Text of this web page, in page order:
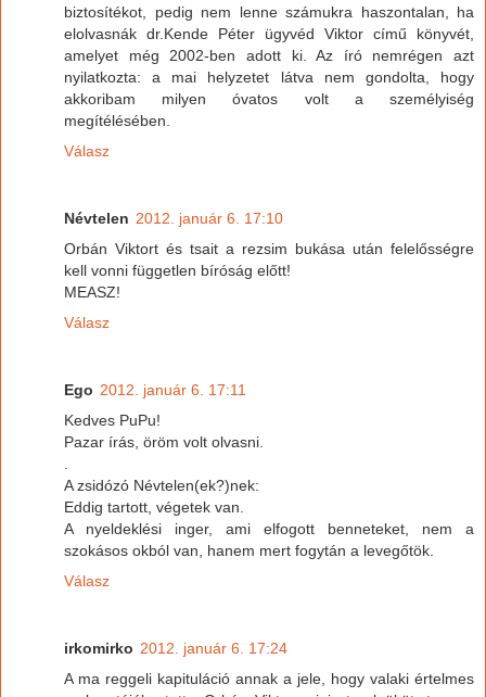
biztosítékot, pedig nem lenne számukra haszontalan, ha
elolvasnák dr.Kende Péter ügyvéd Viktor című könyvét,
amelyet még 2002-ben adott ki. Az író nemrégen azt
nyilatkozta: a mai helyzetet látva nem gondolta, hogy
akkoribam milyen óvatos volt a személyiség
megítélésében.
Válasz
Névtelen 2012. január 6. 17:10
Orbán Viktort és tsait a rezsim bukása után felelősségre
kell vonni független bíróság előtt!
MEASZ!
Válasz
Ego 2012. január 6. 17:11
Kedves PuPu!
Pazar írás, öröm volt olvasni.
A zsidózó Névtelen(ek?)nek:
Eddig tartott, végetek van.
A nyeldeklési inger, ami elfogott benneteket, nem a
szokásos okból van, hanem mert fogytán a levegőtök.
Válasz
irkomirko 2012. január 6. 17:24
A ma reggeli kapituláció annak a jele, hogy valaki értelmes